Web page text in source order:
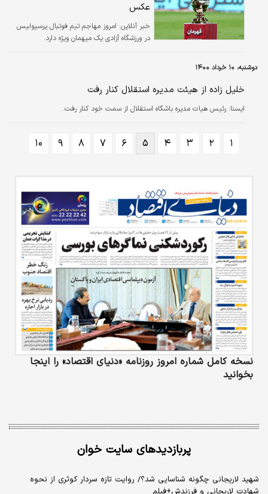
عکس
خبر آنلاین: امروز مهاجم تیم فوتبال پرسپولیس
در ورزشگاه آزادی یک میهمان ویژه دارد.
دوشنبه، ۱۰ خرداد ۱۴۰۰
خلیل زاده از هیئت مدیره استقلال کنار رفت
ايسنا: رئیس هیات مدیره باشگاه استقلال از سمت خود کنار رفت.
۱ ۲ ۳ ۴ ۵ ۶ ۷ ۸ ۹ ۱۰
نسخه کامل شماره امروز روزنامه «دنیای‌ اقتصاد» را اینجا
بخوانید
پربازدیدهای سایت خوان
شهید لاریجانی چگونه شناسایی شد؟/ روایت تازه سردار کوثری از نحوه